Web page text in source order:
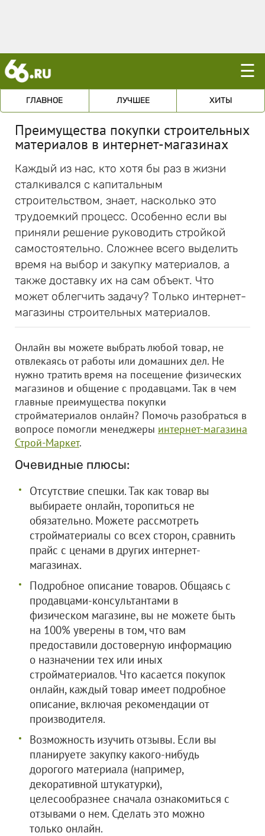
☰
ГЛАВНОЕ ЛУЧШЕЕ ХИТЫ
Преимущества покупки строительных
материалов в интернет-магазинах
Каждый из нас, кто хотя бы раз в жизни
сталкивался с капитальным
строительством, знает, насколько это
трудоемкий процесс. Особенно если вы
приняли решение руководить стройкой
самостоятельно. Сложнее всего выделить
время на выбор и закупку материалов, а
также доставку их на сам объект. Что
может облегчить задачу? Только интернет-
магазины строительных материалов.
Онлайн вы можете выбрать любой товар, не
отвлекаясь от работы или домашних дел. Не
нужно тратить время на посещение физических
магазинов и общение с продавцами. Так в чем
главные преимущества покупки
стройматериалов онлайн? Помочь разобраться в
вопросе помогли менеджеры интернет-магазина
Строй-Маркет.
Очевидные плюсы:
Отсутствие спешки. Так как товар вы
выбираете онлайн, торопиться не
обязательно. Можете рассмотреть
стройматериалы со всех сторон, сравнить
прайс с ценами в других интернет-
магазинах.
Подробное описание товаров. Общаясь с
продавцами-консультантами в
физическом магазине, вы не можете быть
на 100% уверены в том, что вам
предоставили достоверную информацию
о назначении тех или иных
стройматериалов. Что касается покупок
онлайн, каждый товар имеет подробное
описание, включая рекомендации от
производителя.
Возможность изучить отзывы. Если вы
планируете закупку какого-нибудь
дорогого материала (например,
декоративной штукатурки),
целесообразнее сначала ознакомиться с
отзывами о нем. Сделать это можно
только онлайн.